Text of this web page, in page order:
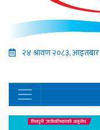
२४ श्रावण २०८३, आइतबार